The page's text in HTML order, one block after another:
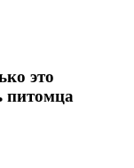
это
питомца